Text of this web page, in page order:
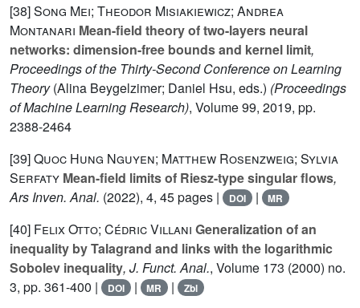
[38]Song Mei; Theodor Misiakiewicz; Andrea
Montanari Mean-field theory of two-layers neural
networks: dimension-free bounds and kernel limit,
Proceedings of the Thirty-Second Conference on Learning
Theory(Alina Beygelzimer; Daniel Hsu, eds.) (Proceedings
of Machine Learning Research), Volume 99, 2019, pp.
2388-2464
[39]Quoc Hung Nguyen; Matthew Rosenzweig; Sylvia
Serfaty Mean-field limits of Riesz-type singular flows,
Ars Inven. Anal. (2022), 4, 45 pages | DOI | MR
[40] Felix Otto; Cédric Villani Generalization of an
inequality by Talagrand and links with the logarithmic
Sobolev inequality, J. Funct. Anal., Volume 173 (2000) no.
3, pp. 361-400 |
DOI | MR | Zbl